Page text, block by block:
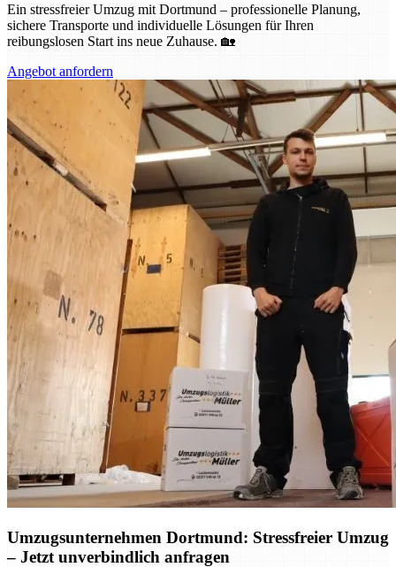
Ein stressfreier Umzug mit Dortmund – professionelle Planung,
sichere Transporte und individuelle Lösungen für Ihren
reibungslosen Start ins neue Zuhause. 🏡
Angebot anfordern
Umzugsunternehmen Dortmund: Stressfreier Umzug
– Jetzt unverbindlich anfragen